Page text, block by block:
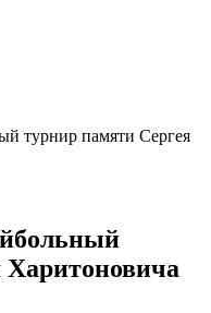
турнир памяти Сергея